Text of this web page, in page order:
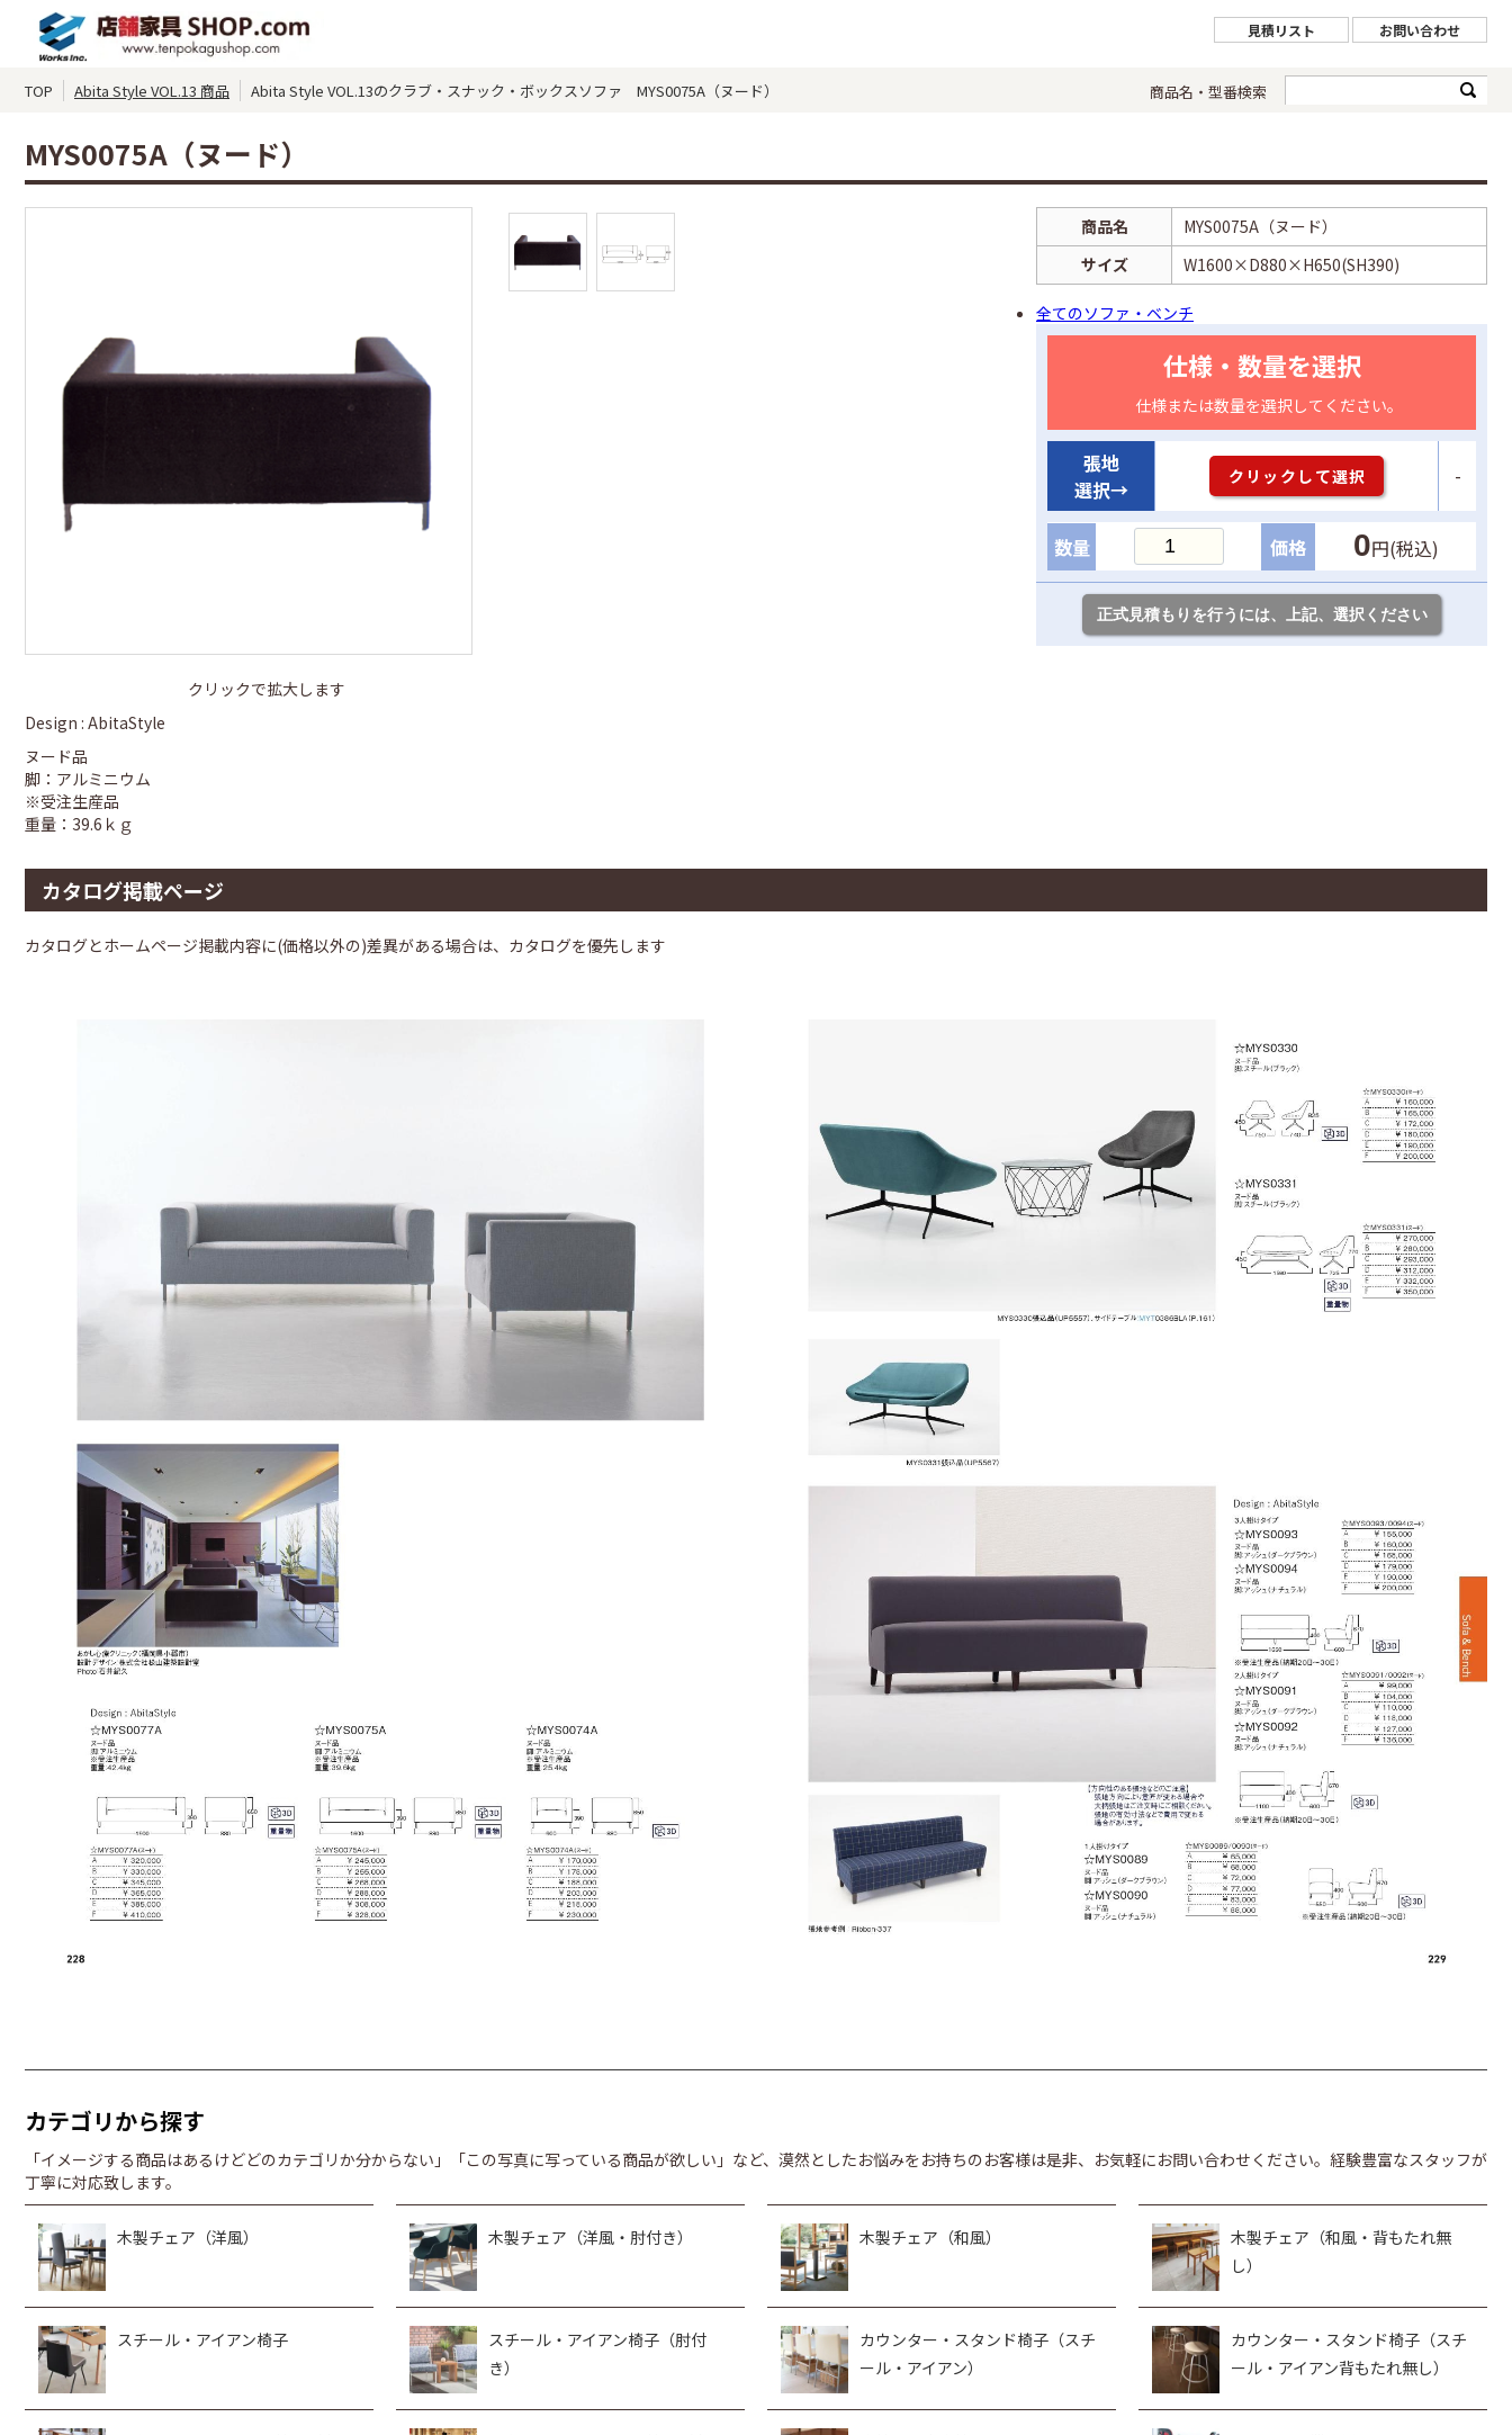
見積リスト お問い合わせ
TOP Abita Style VOL.13 商品 Abita Style VOL.13のクラブ・スナック・ボックスソファ MYS0075A（ヌード） 商品名・型番検索
MYS0075A（ヌード）
クリックで拡大します
商品名
MYS0075A（ヌード）
サイズ
W1600×D880×H650(SH390)
全てのソファ・ベンチ
仕様・数量を選択
仕様または数量を選択してください。
張地
選択→
クリックして選択 -
数量 価格 0円(税込)
Design : AbitaStyle
ヌード品
脚：アルミニウム
※受注生産品
重量：39.6ｋｇ
カタログ掲載ページ
カタログとホームページ掲載内容に(価格以外の)差異がある場合は、カタログを優先します
カテゴリから探す
「イメージする商品はあるけどどのカテゴリか分からない」「この写真に写っている商品が欲しい」など、漠然としたお悩みをお持ちのお客様は是非、お気軽にお問い合わせください。経験豊富なスタッフが
丁寧に対応致します。
木製チェア（洋風） 木製チェア（洋風・肘付き） 木製チェア（和風）
木製チェア（和風・背もたれ無
し）
スチール・アイアン椅子
スチール・アイアン椅子（肘付
き）
カウンター・スタンド椅子（スチ
ール・アイアン）
カウンター・スタンド椅子（スチ
ール・アイアン背もたれ無し）